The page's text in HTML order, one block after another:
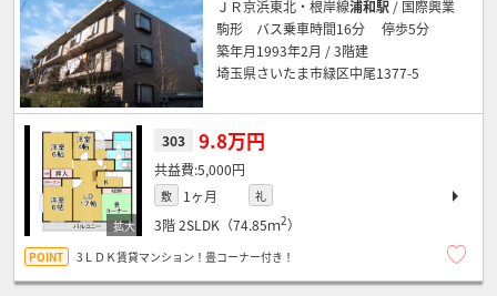
ＪＲ京浜東北・根岸線浦和駅 / 国際興業
駒形 バス乗車時間16分 停歩5分
築年月1993年2月 / 3階建
埼玉県さいたま市緑区中尾1377-5
303 9.8万円
5,000円
敷 1ヶ月 礼
3階2SLDK（74.85ｍ2）
3ＬＤＫ賃貸マンション！畳コーナー付き！